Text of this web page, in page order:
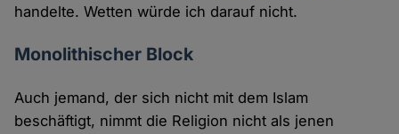
handelte. Wetten würde ich darauf nicht.
Monolithischer Block
Auch jemand, der sich nicht mit dem Islam
beschäftigt, nimmt die Religion nicht als jenen